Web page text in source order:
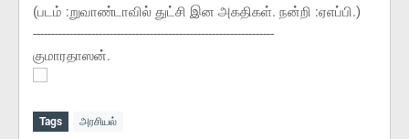
(படம் :றுவாண்டாவில் துட்சி இன அகதிகள். நன்றி :ஏஎப்பி.)
------------------------------------------------------------------
குமாரதாஸன்.
Tags அரசியல்